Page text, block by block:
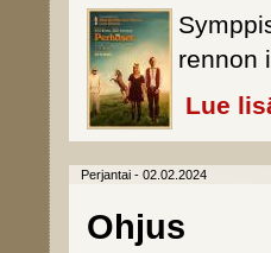
rennon
Lue
Perjantai - 02.02.2024
Ohjus